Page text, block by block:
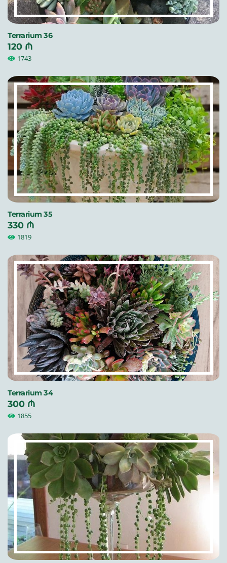
Terrarium 36
120 ₼
1743
Terrarium 35
330 ₼
1819
Terrarium 34
300 ₼
1855